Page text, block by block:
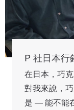
P 社日本行
在日本，巧
對我來說，
是 — 能不能